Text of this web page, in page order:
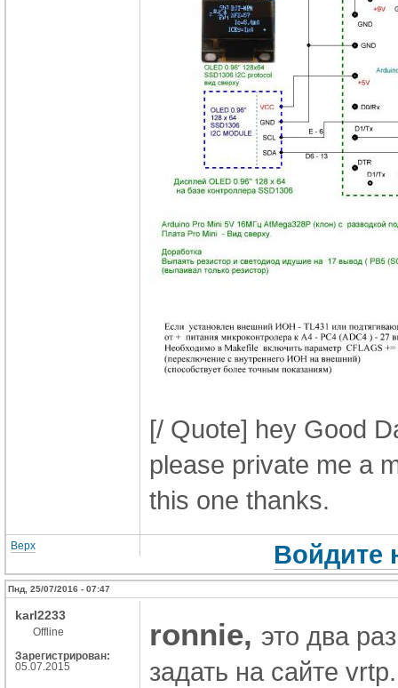
[/ Quote] hey Good
please private me a
this one thanks.
Верх Войдите
Пнд, 25/07/2016 - 07:47
karl2233
Offline
Зарегистрирован:
05.07.2015
ronnie, это два
задать на сайте